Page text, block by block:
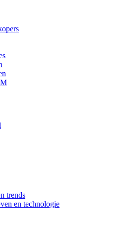
trends
en technologie